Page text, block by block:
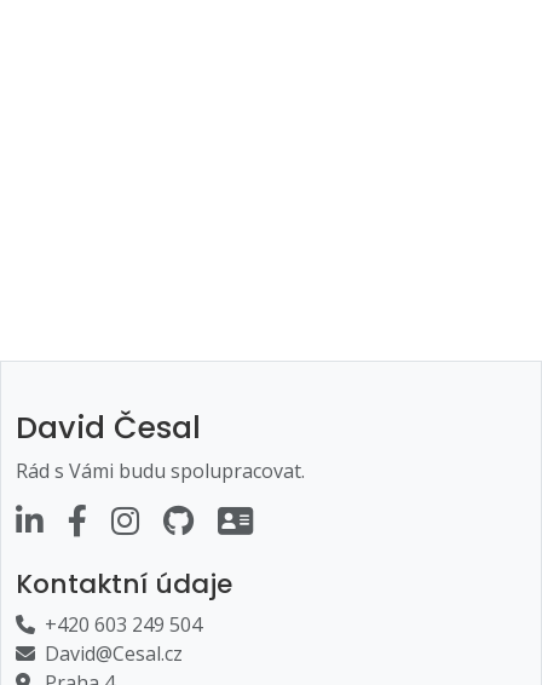
David Česal
Rád s Vámi budu spolupracovat.
Kontaktní údaje
+420 603 249 504
David@Cesal.cz